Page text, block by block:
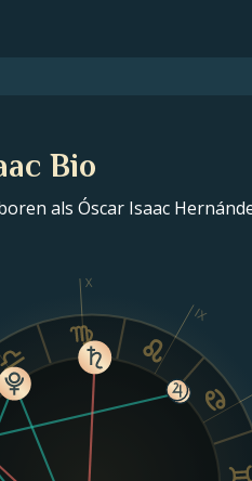
Bio
als Óscar Isaac
IX
X